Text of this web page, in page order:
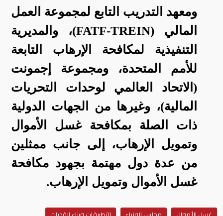
ومعهد التدريب التابع لمجموعة العمل
المالي (FATF-TREIN)، والمديرية
التنفيذية لمكافحة الإرهاب التابعة
للأمم المتحدة، ومجموعة إجمونت
(الاتحاد العالمي لوحدات التحريات
المالية)، وغيرها من الجهات الدولية
ذات الصلة بمكافحة غسل الأموال
وتمويل الإرهاب، إلى جانب ممثلين
من عدة دول مهتمة بجهود مكافحة
غسل الأموال وتمويل الإرهاب.